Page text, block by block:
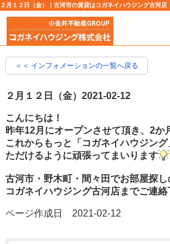
２月１２日（金）｜古河市の賃貸はコガネイハウジング古河店
＜＜ インフォメーションの一覧へ戻る
２月１２日（金） 2021-02-12
こんにちは！
昨年12月にオープンさせて頂き、2か
これからもっと「コガネイハウジン
ただけるように頑張ってまいります
古河市・野木町・間々田でお部屋探し
コガネイハウジング古河店までご連絡
ページ作成日 2021-02-12